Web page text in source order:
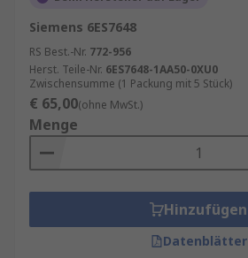
Siemens 6ES7648
RS Best.-Nr. 772-956
Herst. Teile-Nr. 6ES7648-1AA50-0XU0
Zwischensumme (1 Packung mit 5 Stück)
€ 65,00(ohne MwSt.)
Menge
Hinzufügen
Datenblätter